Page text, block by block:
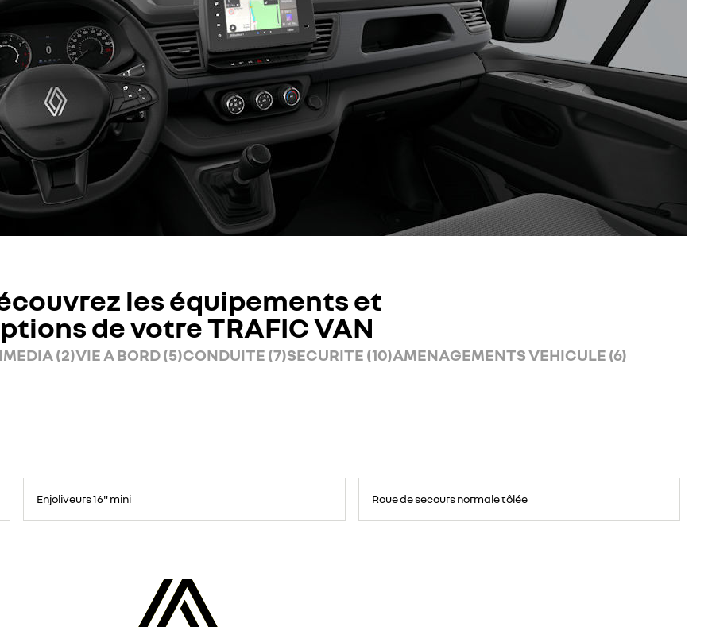
les équipements et
de votre TRAFIC VAN
(2)VIE A BORD (5)CONDUITE (7)SECURITE (10)AMENAGEMENTS VEHICULE (6)
Enjoliveurs 16" mini
secours
Roue de secours normale tôlée